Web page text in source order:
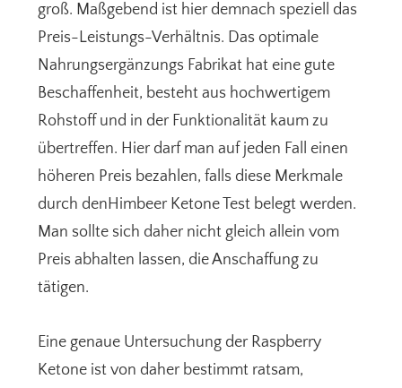
groß. Maßgebend ist hier demnach speziell das
Preis-Leistungs-Verhältnis. Das optimale
Nahrungsergänzungs Fabrikat hat eine gute
Beschaffenheit, besteht aus hochwertigem
Rohstoff und in der Funktionalität kaum zu
übertreffen. Hier darf man auf jeden Fall einen
höheren Preis bezahlen, falls diese Merkmale
durch denHimbeer Ketone Test belegt werden.
Man sollte sich daher nicht gleich allein vom
Preis abhalten lassen, die Anschaffung zu
tätigen.
Eine genaue Untersuchung der Raspberry
Ketone ist von daher bestimmt ratsam,